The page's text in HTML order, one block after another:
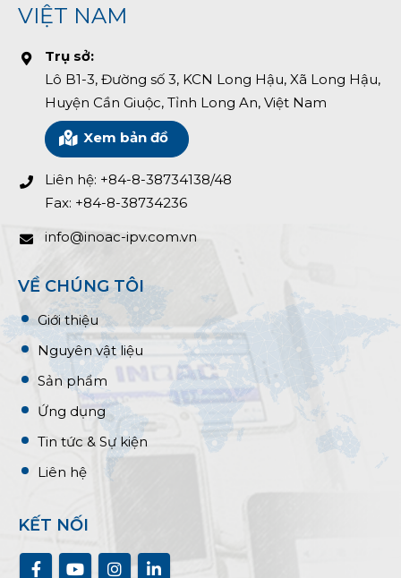
VIỆT NAM
Trụ sở:
Lô B1-3, Đường số 3, KCN Long Hậu, Xã Long Hậu,
Huyện Cần Giuộc, Tỉnh Long An, Việt Nam
Xem bản đồ
Liên hệ: +84-8-38734138/48
Fax: +84-8-38734236
info@inoac-ipv.com.vn
VỀ CHÚNG TÔI
Giới thiệu
Nguyên vật liệu
Sản phẩm
Ứng dụng
Tin tức & Sự kiện
Liên hệ
KẾT NỐI